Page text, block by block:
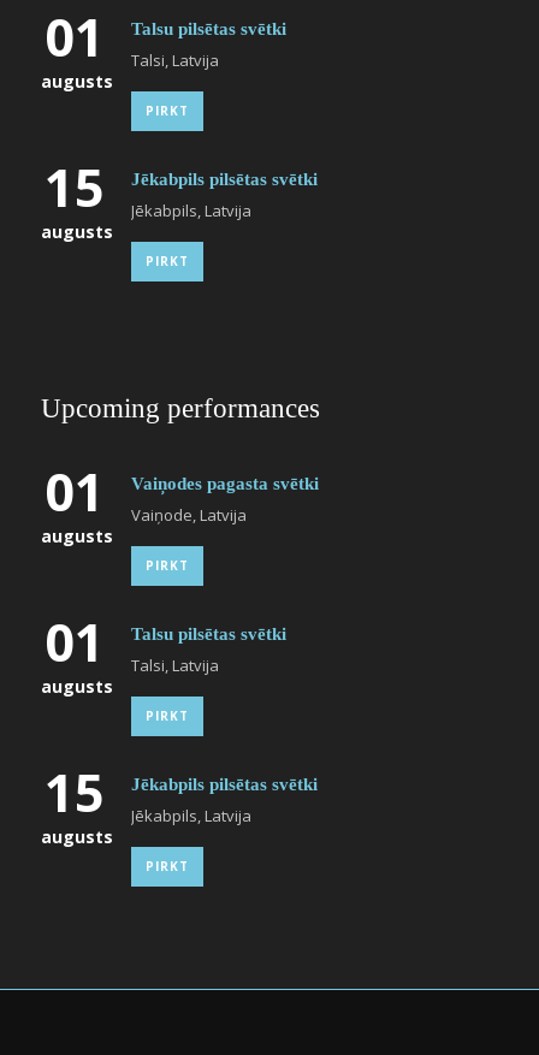
01
augusts
Talsu pilsētas svētki
Talsi, Latvija
PIRKT
15
augusts
Jēkabpils pilsētas svētki
Jēkabpils, Latvija
PIRKT
Upcoming performances
01
augusts
Vaiņodes pagasta svētki
Vaiņode, Latvija
PIRKT
01
augusts
Talsu pilsētas svētki
Talsi, Latvija
PIRKT
15
augusts
Jēkabpils pilsētas svētki
Jēkabpils, Latvija
PIRKT